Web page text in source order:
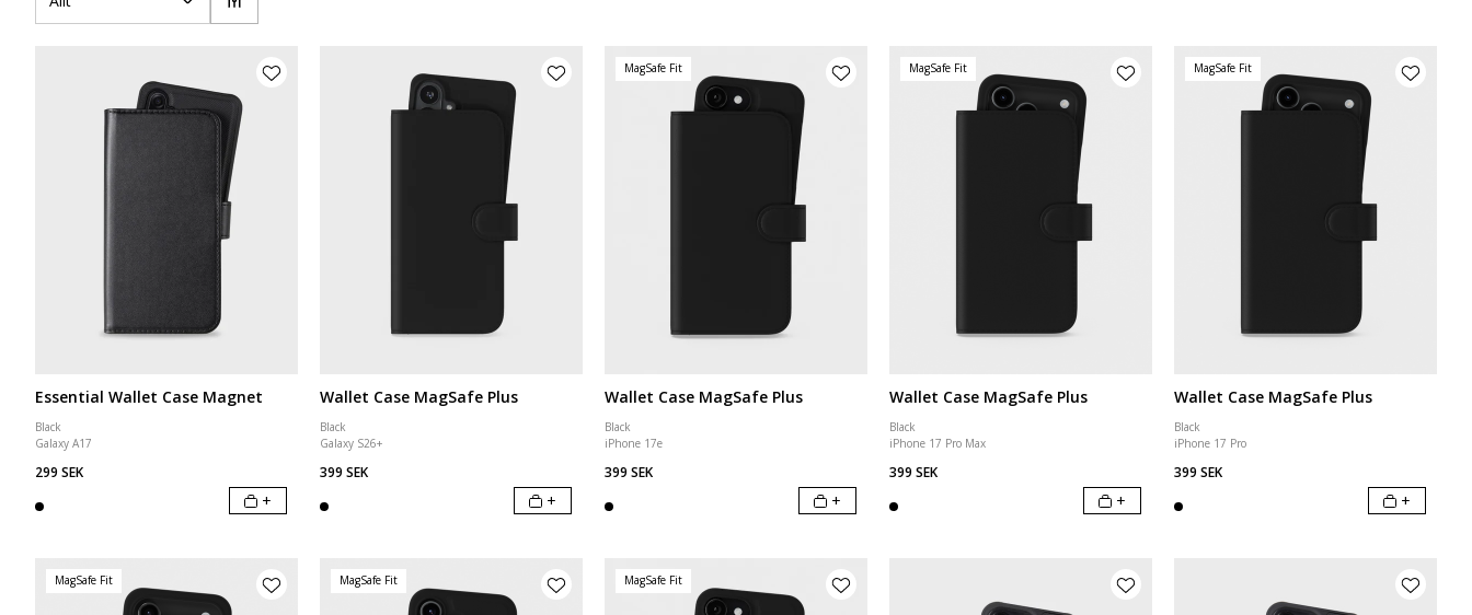
Essential Wallet Case Magnet
Black
Galaxy A17
299 SEK
+
Wallet Case MagSafe Plus
Black
Galaxy S26+
399 SEK
+
MagSafe Fit
Wallet Case MagSafe Plus
Black
iPhone 17e
399 SEK
+
MagSafe Fit
Wallet Case MagSafe Plus
Black
iPhone 17 Pro Max
399 SEK
+
MagSafe Fit
Wallet Case MagSafe Plus
Black
iPhone 17 Pro
399 SEK
+
MagSafe Fit MagSafe Fit MagSafe Fit